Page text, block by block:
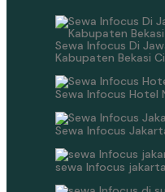
Sewa Infocus Di
Kabupaten Bekasi
Sewa Infocus Hotel
Sewa Infocus
sewa Infocus